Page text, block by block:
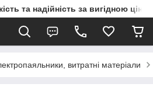
та надійність за вигідною
витратні матеріали